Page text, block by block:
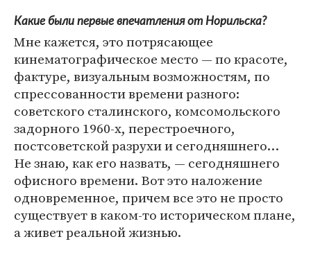
Какие были первые впечатления от Норильска?
Мне кажется, это потрясающее
кинематографическое место — по красоте,
фактуре, визуальным возможностям, по
спрессованности времени разного:
советского сталинского, комсомольского
задорного 1960-х, перестроечного,
постсоветской разрухи и сегодняшнего…
Не знаю, как его назвать, — сегодняшнего
офисного времени. Вот это наложение
одновременное, причем все это не просто
существует в каком-то историческом плане,
а живет реальной жизнью.